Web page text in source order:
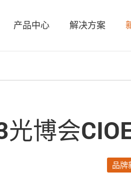
产品中心 解决方案
博会
品牌